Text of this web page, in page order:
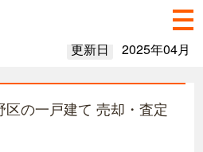
更新日 2025年04月
の一戸建て 売却・査定